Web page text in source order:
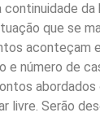
que se
aconteçam
número de
livre. Serão